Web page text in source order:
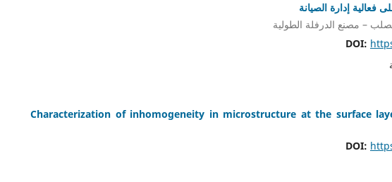
إدارة الصيانة
– مصنع الدرفلة الطولية
DOI:
Characterization of inhomogeneity in microstructure at the surface
DOI: